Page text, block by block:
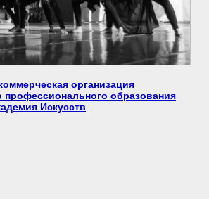
организация
профессионального образования
Искусств